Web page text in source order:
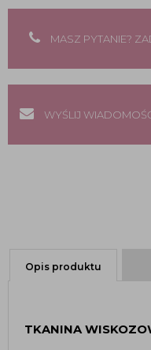
MASZ PYTANIE?
WYŚLIJ
Opis produktu
TKANINA